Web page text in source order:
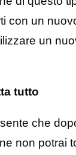
fino a
abbia
il